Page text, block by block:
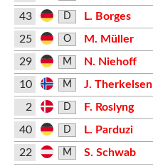
43
D
L. Borges
25
O M. Müller
29 M N. Niehoff
10 M J. Therkelsen
2 D F. Roslyng
40 D
L. Parduzi
22
M S. Schwab